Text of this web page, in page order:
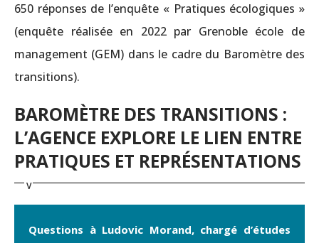
650 réponses de l’enquête « Pratiques écologiques »
(enquête réalisée en 2022 par Grenoble école de
management (GEM) dans le cadre du Baromètre des
transitions).
BAROMÈTRE DES TRANSITIONS :
L’AGENCE EXPLORE LE LIEN ENTRE
PRATIQUES ET REPRÉSENTATIONS
Questions à Ludovic Morand, chargé d’études